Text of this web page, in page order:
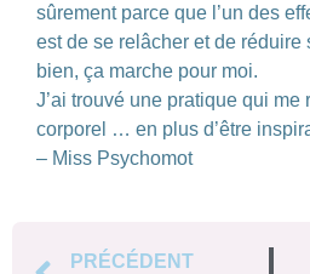
sûrement parce que l’un des
est de se relâcher et de réduire
bien, ça marche pour moi.
J’ai trouvé une pratique qui me
corporel … en plus d’être
– Miss Psychomot
PRÉCÉDENT